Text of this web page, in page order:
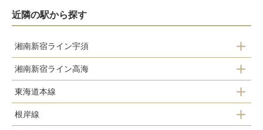
近隣の駅から探す
湘南新宿ライン宇須
横浜駅
湘南新宿ライン高海
横浜駅
東海道本線
横浜駅
根岸線